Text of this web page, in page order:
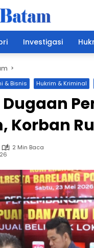
Investigasi
& Bisnis Hukrim & Kriminal
Korban
2 Min Baca